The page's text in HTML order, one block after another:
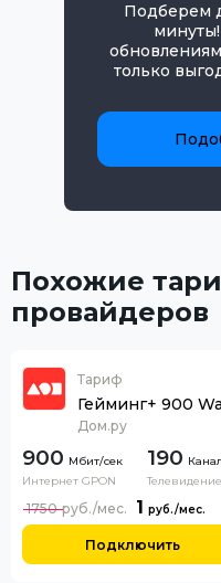
Подберем
только
Похожие
провайдеров
Тариф
Гейминг+ 900
Дом.ру
900
Интернет GPON
190
Телевидение
1
1750
Подключить